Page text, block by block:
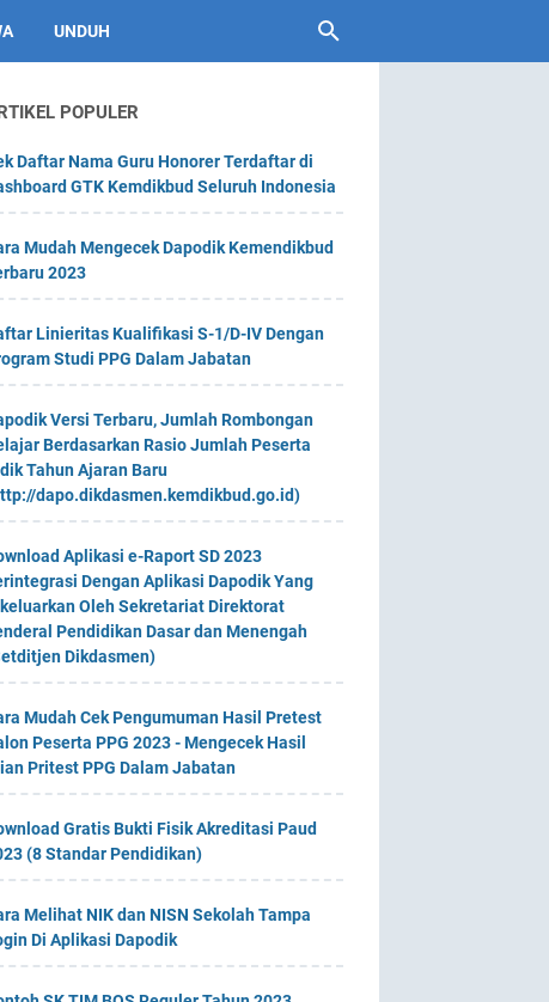
UNDUH
POPULER
Daftar Nama Guru Honorer Terdaftar di
GTK Kemdikbud Seluruh Indonesia
Mudah Mengecek Dapodik Kemendikbud
2023
Linieritas Kualifikasi S-1/D-IV Dengan
Studi PPG Dalam Jabatan
Versi Terbaru, Jumlah Rombongan
Berdasarkan Rasio Jumlah Peserta
Tahun Ajaran Baru
dapo.dikdasmen.kemdikbud.go.id)
Aplikasi e-Raport SD 2023
Dengan Aplikasi Dapodik Yang
Oleh Sekretariat Direktorat
Pendidikan Dasar dan Menengah
Dikdasmen)
Mudah Cek Pengumuman Hasil Pretest
Peserta PPG 2023 - Mengecek Hasil
Pritest PPG Dalam Jabatan
Gratis Bukti Fisik Akreditasi Paud
(8 Standar Pendidikan)
Melihat NIK dan NISN Sekolah Tampa
Di Aplikasi Dapodik